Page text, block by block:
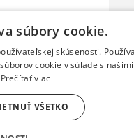
NA FACEBOOKU
aktuálne dianie na
súbory cookie.
skúsenosti.
cookie v súlade s
Prečítať viac
VŠETKO